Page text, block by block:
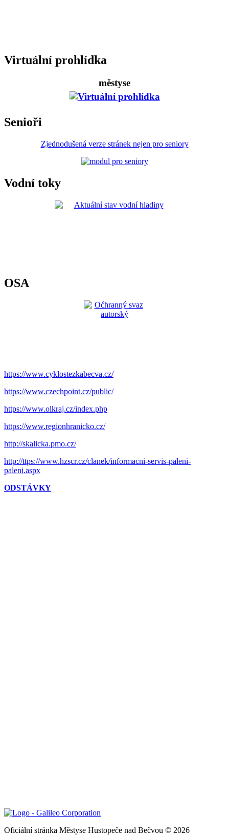
Virtuální prohlídka
městyse
Senioři
Zjednodušená verze stránek nejen pro seniory
Vodní toky
OSA
https://www.cyklostezkabecva.cz/
https://www.czechpoint.cz/public/
https://www.olkraj.cz/index.php
https://www.regionhranicko.cz/
http://skalicka.pmo.cz/
http://ttps://www.hzscr.cz/clanek/informacni-servis-paleni-
paleni.aspx
ODSTÁVKY
Oficiální stránka Městyse Hustopeče nad Bečvou © 2026